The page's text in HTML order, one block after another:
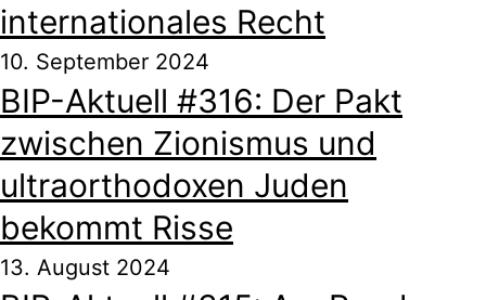
internationales Recht
10. September 2024
BIP-Aktuell #316: Der Pakt
zwischen Zionismus und
ultraorthodoxen Juden
bekommt Risse
13. August 2024